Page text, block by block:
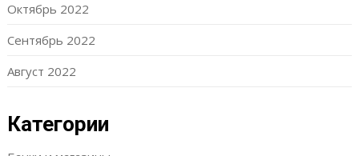
Октябрь 2022
Сентябрь 2022
Август 2022
Категории